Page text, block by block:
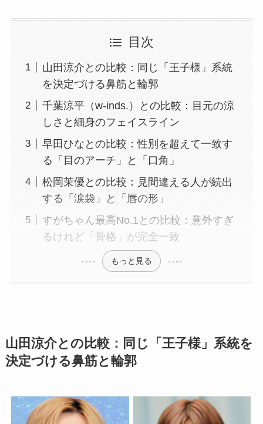
目次
山田涼介との比較：同じ「王子様」系統
を決定づける鼻筋と輪郭
千葉涼平（w-inds.）との比較：目元の涼
しさと細身のフェイスライン
早田ひなとの比較：性別を超えて一致す
る「目のアーチ」と「口角」
松岡茉優との比較：見間違える人が続出
する「涙袋」と「唇の形」
すがちゃん最高No.1との比較：意外すぎ
るけれど「骨格」が完全一致
もっと見る
山田涼介との比較：同じ「王子様」系統を
決定づける鼻筋と輪郭